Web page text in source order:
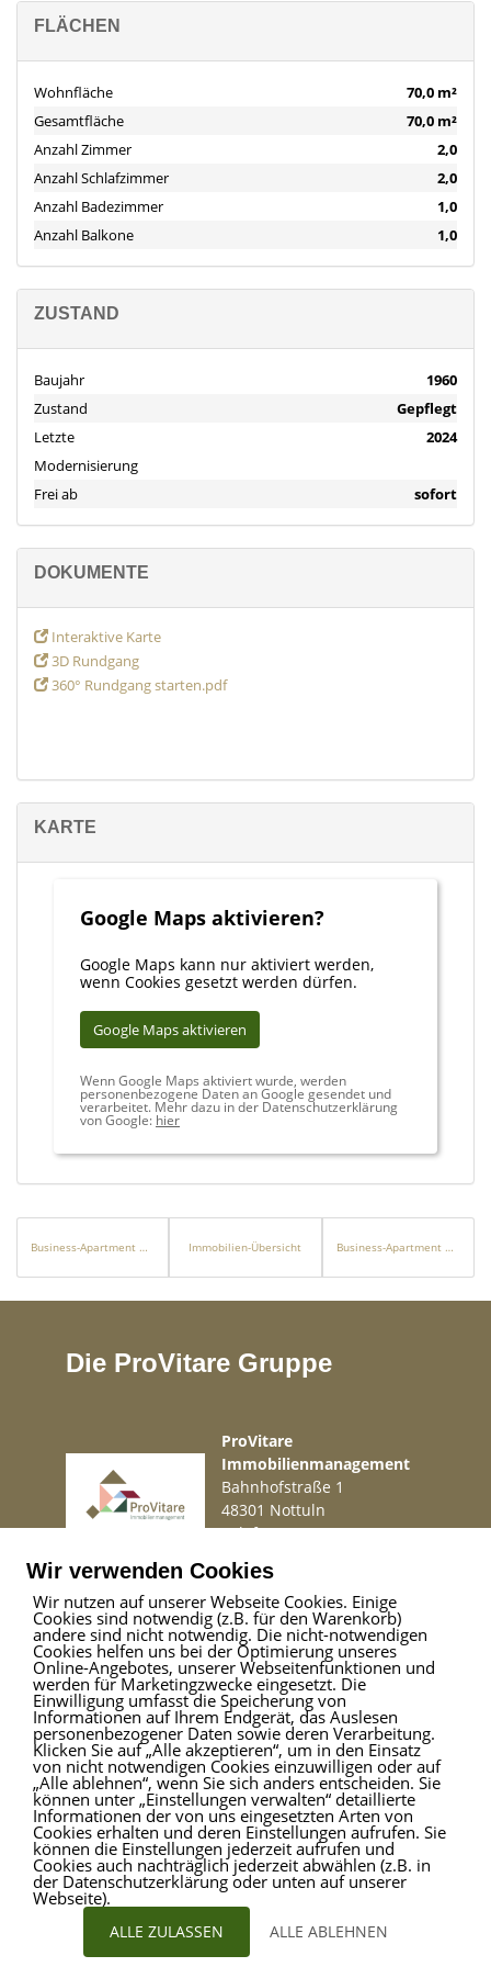
stephan.naerge(at)falcimmo.de
unter:
0800 - 646 0 646
FLÄCHEN
Wohnfläche
70,0 m²
Gesamtfläche
70,0 m²
Anzahl Zimmer
2,0
Anzahl Schlafzimmer
2,0
Anzahl Badezimmer
1,0
Anzahl Balkone
1,0
ZUSTAND
Baujahr
1960
Zustand
Gepflegt
Letzte
Modernisierung
2024
Frei ab sofort
DOKUMENTE
Interaktive Karte
3D Rundgang
360° Rundgang starten.pdf
KARTE
Google Maps aktivieren?
Google Maps kann nur aktiviert werden,
wenn Cookies gesetzt werden dürfen.
Google Maps aktivieren
Wenn Google Maps aktiviert wurde, werden
personenbezogene Daten an Google gesendet und
verarbeitet. Mehr dazu in der Datenschutzerklärung
von Google: hier
Business-Apartment mit Umsatzsteuerausweis / Kurzzeitvermietung Immobilien-Übersicht Business-Apartment mit Umsatzsteuerausweis / Kurzzeitvermietung
Die ProVitare Gruppe
ProVitare
Immobilienmanagement
Bahnhofstraße 1
48301 Nottuln
Telefon02509 99 49 871
Impressum|Haftungsausschluss|Datenschutz
ProVitare Commercial
GmbH
Bahnhofstraße 1
48301 Nottuln
Telefon02509 99 49 871
Mailinfo@provitare.de
Wir verwenden Cookies
Wir nutzen auf unserer Webseite Cookies. Einige
Cookies sind notwendig (z.B. für den Warenkorb)
andere sind nicht notwendig. Die nicht-notwendigen
Cookies helfen uns bei der Optimierung unseres
Online-Angebotes, unserer Webseitenfunktionen und
werden für Marketingzwecke eingesetzt. Die
Einwilligung umfasst die Speicherung von
Informationen auf Ihrem Endgerät, das Auslesen
personenbezogener Daten sowie deren Verarbeitung.
Klicken Sie auf „Alle akzeptieren“, um in den Einsatz
von nicht notwendigen Cookies einzuwilligen oder auf
„Alle ablehnen“, wenn Sie sich anders entscheiden. Sie
können unter „Einstellungen verwalten“ detaillierte
Informationen der von uns eingesetzten Arten von
Cookies erhalten und deren Einstellungen aufrufen. Sie
können die Einstellungen jederzeit aufrufen und
Cookies auch nachträglich jederzeit abwählen (z.B. in
der Datenschutzerklärung oder unten auf unserer
Webseite).
ALLE ZULASSEN ALLE ABLEHNEN